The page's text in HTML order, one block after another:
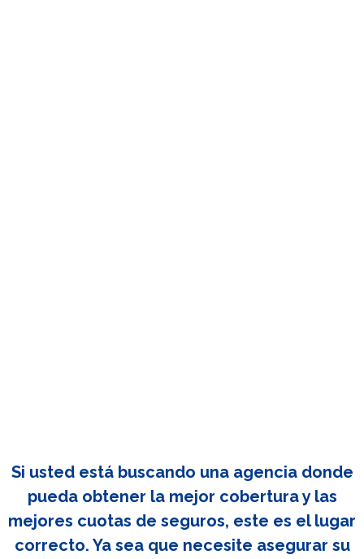
Si usted está buscando una agencia donde
pueda obtener la mejor cobertura y las
mejores cuotas de seguros, este es el lugar
correcto. Ya sea que necesite asegurar su